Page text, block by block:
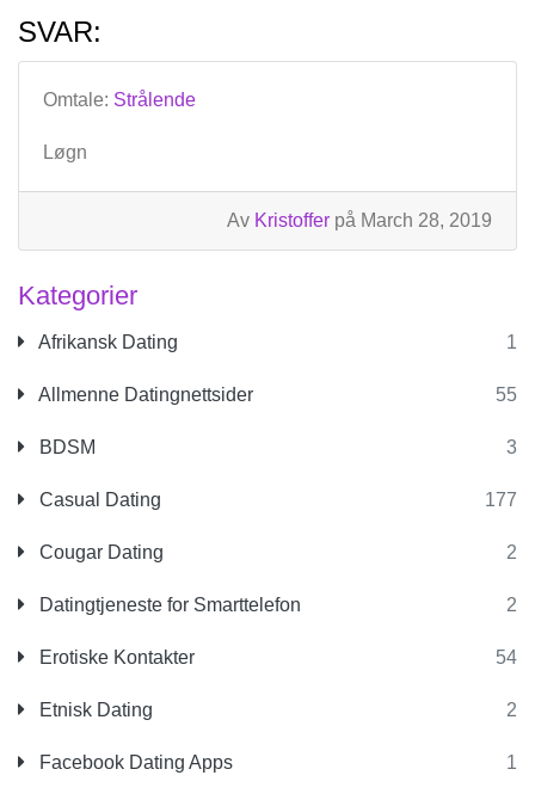
Kategorier
Afrikansk Dating 1
Allmenne Datingnettsider 55
BDSM 3
Casual Dating 177
Cougar Dating 2
Datingtjeneste for Smarttelefon 2
Erotiske Kontakter 54
Etnisk Dating 2
Facebook Dating Apps 1
SVAR:
Omtale: Strålende
Løgn
Av Kristoffer på March 28, 2019